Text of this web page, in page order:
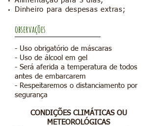
Dinheiro para despesas extras;
observações
- Uso obrigatório de máscaras
- Uso de álcool em gel
- Será aferida a temperatura de todos
antes de embarcarem
- Respeitaremos o distanciamento por
segurança
CONDIÇÕES CLIMÁTICASOU
METEOROLÓGICAS